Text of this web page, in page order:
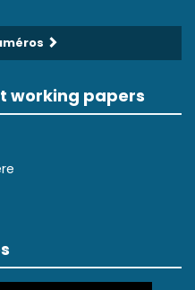
working papers